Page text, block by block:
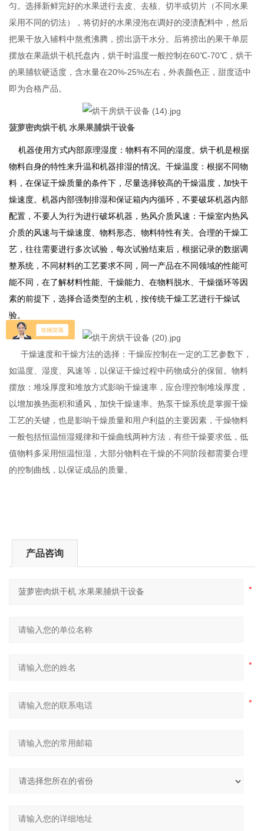
匀。选择新鲜完好的水果进行去皮、去核、切半或切片（不同水果
采用不同的切法），将切好的水果浸泡在调好的浸渍配料中，然后
把果干放入辅料中熬煮沸腾，捞出沥干水分。后将捞出的果干单层
摆放在果蔬烘干机托盘内，烘干时温度一般控制在60℃-70℃，烘干
的果脯软硬适度，含水量在20%-25%左右，外表颜色正，甜度适中
即为合格产品。
菠萝密肉烘干机 水果果脯烘干设备
机器使用方式内部原理湿度：物料有不同的湿度。烘干机是根据
物料自身的特性来升温和机器排湿的情况。干燥温度：根据不同物
料，在保证干燥质量的条件下，尽量选择较高的干燥温度，加快干
燥速度。机器内部强制排湿和保证箱内内循环，不要破坏机器内部
配置，不要人为行为进行破坏机器，热风介质风速：干燥室内热风
介质的风速与干燥速度、物料形态、物料特性有关。合理的干燥工
艺，往往需要进行多次试验，每次试验结束后，根据记录的数据调
整系统，不同材料的工艺要求不同，同一产品在不同领域的性能可
能不同，在了解材料性能、干燥能力、在物料脱水、干燥循环等因
素的前提下，选择合适类型的主机，按传统干燥工艺进行干燥试
验。
干燥速度和干燥方法的选择：干燥应控制在一定的工艺参数下，
如温度、湿度、风速等，以保证干燥过程中药物成分的保留。物料
摆放：堆垛厚度和堆放方式影响干燥速率，应合理控制堆垛厚度，
以增加换热面积和通风，加快干燥速率。热泵干燥系统是掌握干燥
工艺的关键，也是影响干燥质量和用户利益的主要因素，干燥物料
一般包括恒温恒湿规律和干燥曲线两种方法，有些干燥要求低，低
值物料多采用恒温恒湿，大部分物料在干燥的不同阶段都需要合理
的控制曲线，以保证成品的质量。
产品咨询